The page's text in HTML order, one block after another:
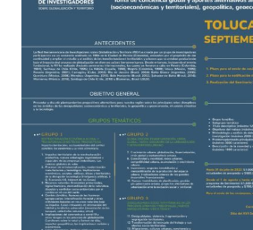
Eventos e Certificados
Comunicação
Buscar
resultados
para: